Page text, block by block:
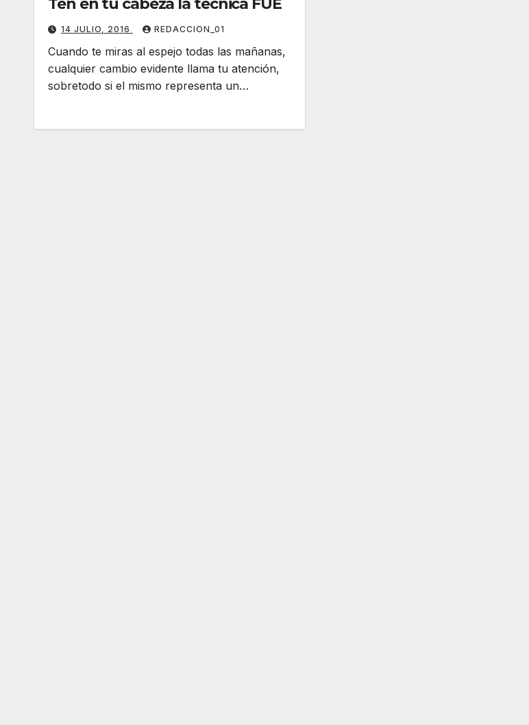
Ten en tu cabeza la técnica FUE
14 JULIO, 2016 REDACCION_01
Cuando te miras al espejo todas las mañanas,
cualquier cambio evidente llama tu atención,
sobretodo si el mismo representa un…